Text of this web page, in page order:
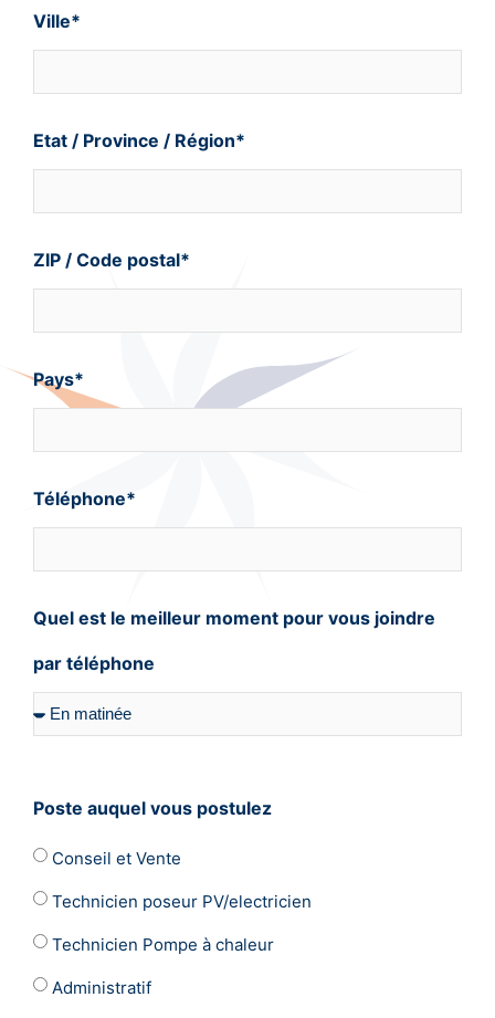
Ville*
Etat / Province / Région*
ZIP / Code postal*
Pays*
Téléphone*
Quel est le meilleur moment pour vous joindre
par téléphone
Poste auquel vous postulez
Conseil et Vente
Technicien poseur PV/electricien
Technicien Pompe à chaleur
Administratif